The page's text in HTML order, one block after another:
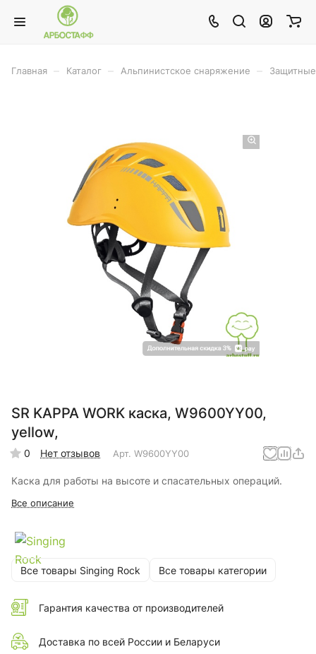
Главная Каталог Альпинистское снаряжение
SR KAPPA WORK каска, W9600YY00,
yellow,
0 Нет отзывов Арт. W9600YY00
Каска для работы на высоте и спасательных операций.
Все описание
Все товары Singing Rock Все товары категории
Гарантия качества от производителей
Доставка по всей России и Беларуси